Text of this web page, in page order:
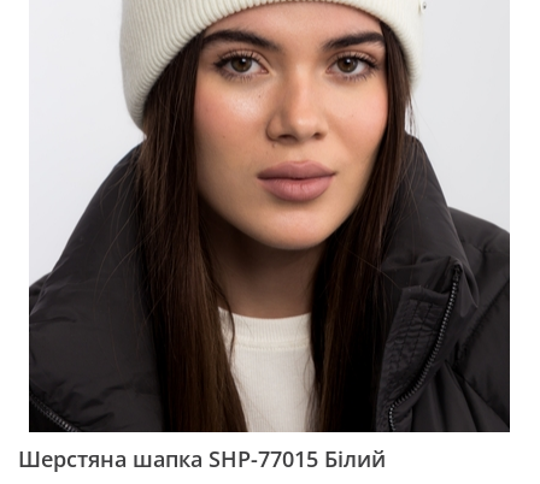
Шерстяна шапка SHP-77015 Білий